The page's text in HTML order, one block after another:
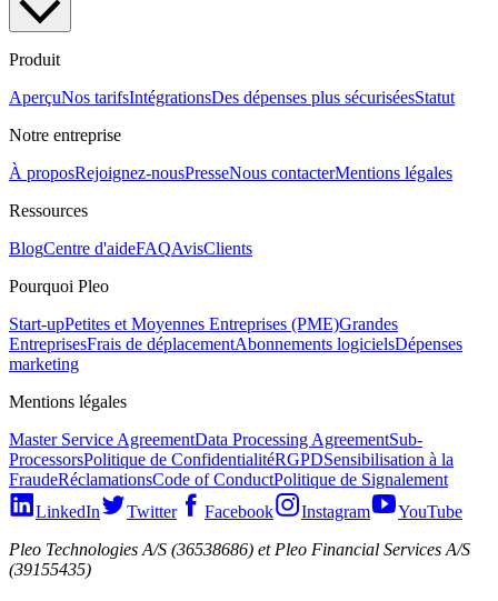
Produit
AperçuNos tarifsIntégrationsDes dépenses plus sécuriséesStatut
Notre entreprise
À proposRejoignez-nousPresseNous contacterMentions légales
Ressources
BlogCentre d'aideFAQAvisClients
Pourquoi Pleo
Start-upPetites et Moyennes Entreprises (PME)Grandes
EntreprisesFrais de déplacementAbonnements logicielsDépenses
marketing
Mentions légales
Master Service AgreementData Processing AgreementSub-
ProcessorsPolitique de ConfidentialitéRGPDSensibilisation à la
FraudeRéclamationsCode of ConductPolitique de Signalement
LinkedIn
Twitter Facebook Instagram
YouTube
Pleo Technologies A/S (36538686) et Pleo Financial Services A/S
(39155435)